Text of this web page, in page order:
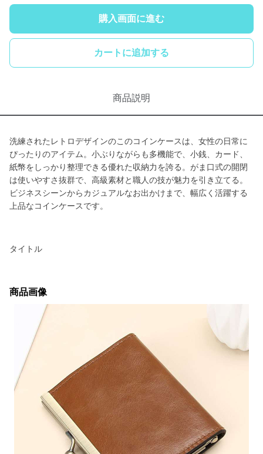
購入画面に進む
カートに追加する
商品説明
洗練されたレトロデザインのこのコインケースは、女性の日常に
ぴったりのアイテム。小ぶりながらも多機能で、小銭、カード、
紙幣をしっかり整理できる優れた収納力を誇る。がま口式の開閉
は使いやすさ抜群で、高級素材と職人の技が魅力を引き立てる。
ビジネスシーンからカジュアルなお出かけまで、幅広く活躍する
上品なコインケースです。
タイトル
商品画像